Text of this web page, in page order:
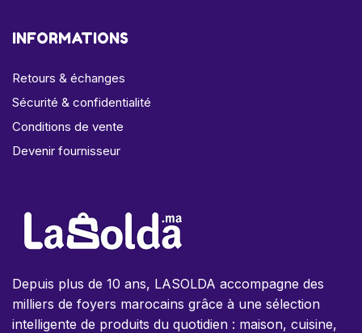
INFORMATIONS
Retours & échanges
Sécurité & confidentialité
Conditions de vente
Devenir fournisseur
Depuis plus de 10 ans, LASOLDA accompagne des
milliers de foyers marocains grâce à une sélection
intelligente de produits du quotidien : maison, cuisine,